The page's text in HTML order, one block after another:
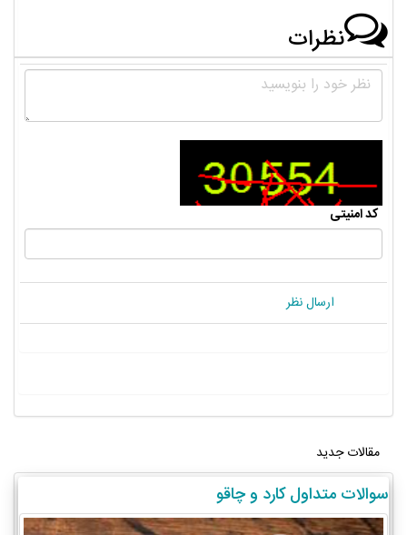
نظرات
کد امنیتی
ارسال نظر
مقالات جدید
سوالات متداول کارد و چاقو